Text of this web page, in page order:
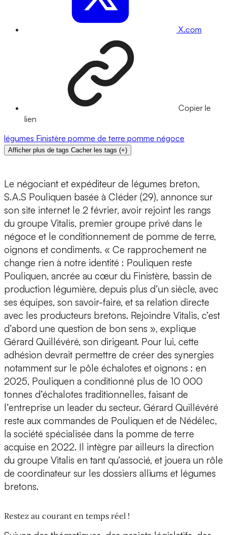
X.com
Copier le
lien
légumes Finistère pomme de terre pomme négoce
Afficher plus de tags Cacher les tags (+)
Le négociant et expéditeur de légumes breton,
S.A.S Pouliquen basée à Cléder (29), annonce sur
son site internet le 2 février, avoir rejoint les rangs
du groupe Vitalis, premier groupe privé dans le
négoce et le conditionnement de pomme de terre,
oignons et condiments. « Ce rapprochement ne
change rien à notre identité : Pouliquen reste
Pouliquen, ancrée au cœur du Finistère, bassin de
production légumière, depuis plus d’un siècle, avec
ses équipes, son savoir-faire, et sa relation directe
avec les producteurs bretons. Rejoindre Vitalis, c’est
d’abord une question de bon sens », explique
Gérard Quillévéré, son dirigeant. Pour lui, cette
adhésion devrait permettre de créer des synergies
notamment sur le pôle échalotes et oignons : en
2025, Pouliquen a conditionné plus de 10 000
tonnes d’échalotes traditionnelles, faisant de
l’entreprise un leader du secteur. Gérard Quillévéré
reste aux commandes de Pouliquen et de Nédélec,
la société spécialisée dans la pomme de terre
acquise en 2022. Il intègre par ailleurs la direction
du groupe Vitalis en tant qu’associé, et jouera un rôle
de coordinateur sur les dossiers alliums et légumes
bretons.
Restez au courant en temps réel !